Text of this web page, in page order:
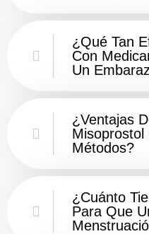
¿Qué Tan
Con
Un
¿Ventajas
Métodos?
¿Cuánto
Para Que